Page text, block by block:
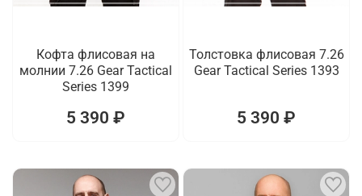
Кофта флисовая на
молнии 7.26 Gear Tactical
Series 1399
5 390 ₽
Толстовка флисовая 7.26
Gear Tactical Series 1393
5 390 ₽